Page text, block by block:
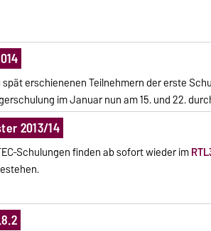
spät erschienenen Teilnehmern der erste
im Januar nun am 15. und 22.
2013/14
Schulungen finden ab sofort wieder im